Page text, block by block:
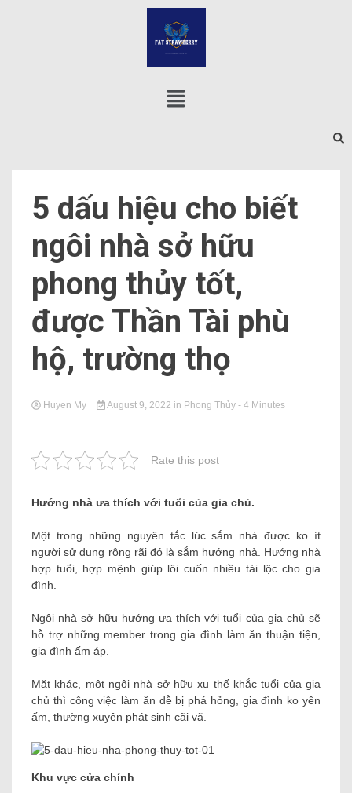
5 dấu hiệu cho biết
ngôi nhà sở hữu
phong thủy tốt,
được Thần Tài phù
hộ, trường thọ
Huyen My August 9, 2022 in Phong Thủy - 4 Minutes
Rate this post
Hướng nhà ưa thích với tuổi của gia chủ.
Một trong những nguyên tắc lúc sắm nhà được ko ít
người sử dụng rộng rãi đó là sắm hướng nhà. Hướng nhà
hợp tuổi, hợp mệnh giúp lôi cuốn nhiều tài lộc cho gia
đình.
Ngôi nhà sở hữu hướng ưa thích với tuổi của gia chủ sẽ
hỗ trợ những member trong gia đình làm ăn thuận tiện,
gia đình ấm áp.
Mặt khác, một ngôi nhà sở hữu xu thế khắc tuổi của gia
chủ thì công việc làm ăn dễ bị phá hỏng, gia đình ko yên
ấm, thường xuyên phát sinh cãi vã.
Khu vực cửa chính